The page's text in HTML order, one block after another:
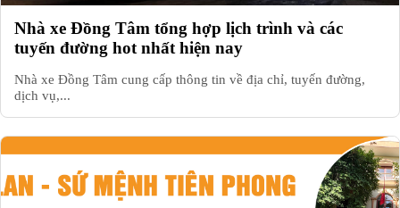
Nhà xe Đồng Tâm tổng hợp lịch trình và các
tuyến đường hot nhất hiện nay
Nhà xe Đồng Tâm cung cấp thông tin về địa chỉ, tuyến đường,
dịch vụ,...